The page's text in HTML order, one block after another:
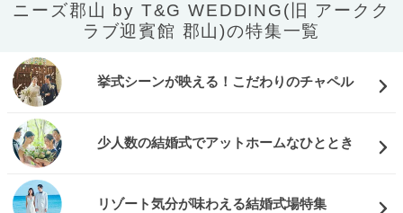
ニーズ郡山 by T&G WEDDING(旧 アークク
ラブ迎賓館 郡山)の特集一覧
挙式シーンが映える！こだわりのチャペル
少人数の結婚式でアットホームなひととき
リゾート気分が味わえる結婚式場特集